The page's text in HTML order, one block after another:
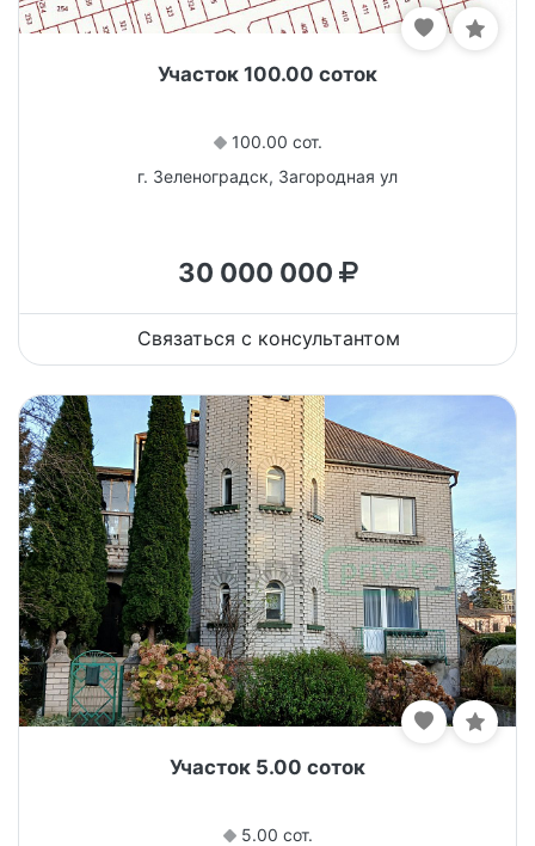
Участок 100.00 соток
100.00 сот.
г. Зеленоградск, Загородная ул
30 000 000
Связаться с консультантом
Участок 5.00 соток
5.00 сот.